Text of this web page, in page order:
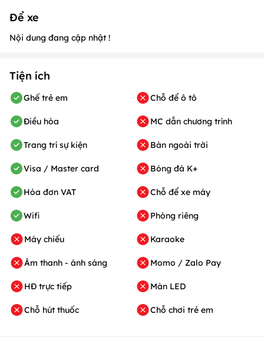
Để xe
Nội dung đang cập nhật !
Tiện ích
Ghế trẻ em
Điều hòa
Trang trí sự kiện
Visa / Master card
Hóa đơn VAT
Wifi
Máy chiếu
Âm thanh - ánh sáng
HĐ trực tiếp
Chỗ hút thuốc
Chỗ để ô tô
MC dẫn chương trình
Bàn ngoài trời
Bóng đá K+
Chỗ để xe máy
Phòng riêng
Karaoke
Momo / Zalo Pay
Màn LED
Chỗ chơi trẻ em